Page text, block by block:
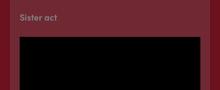
Sister act